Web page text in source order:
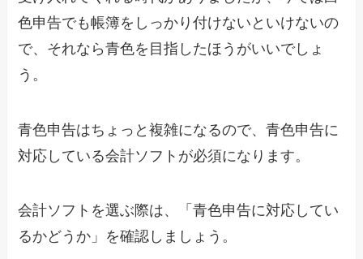
色申告でも帳簿をしっかり付けないといけないの
で、それなら青色を目指したほうがいいでしょ
う。
青色申告はちょっと複雑になるので、青色申告に
対応している会計ソフトが必須になります。
会計ソフトを選ぶ際は、「青色申告に対応してい
るかどうか」を確認しましょう。